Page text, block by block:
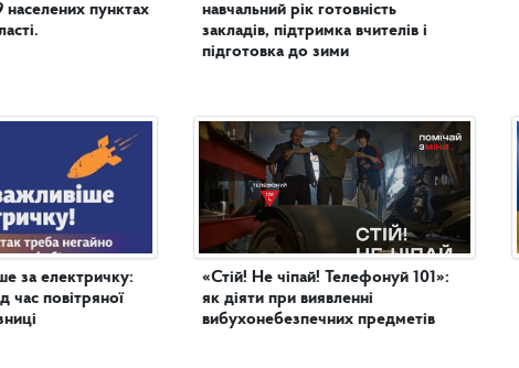
населених пунктах
за електричку:
час повітряної
навчальний рік готовність
закладів, підтримка вчителів і
підготовка до зими
«Стій! Не чіпай! Телефонуй 101»:
як діяти при виявленні
вибухонебезпечних предметів